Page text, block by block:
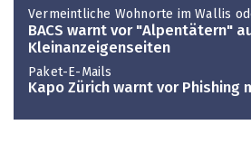
Vermeintliche Wohnorte im Wallis
BACS warnt vor "Alpentätern"
Kleinanzeigenseiten
Paket-E-Mails
Kapo Zürich warnt vor Phishing